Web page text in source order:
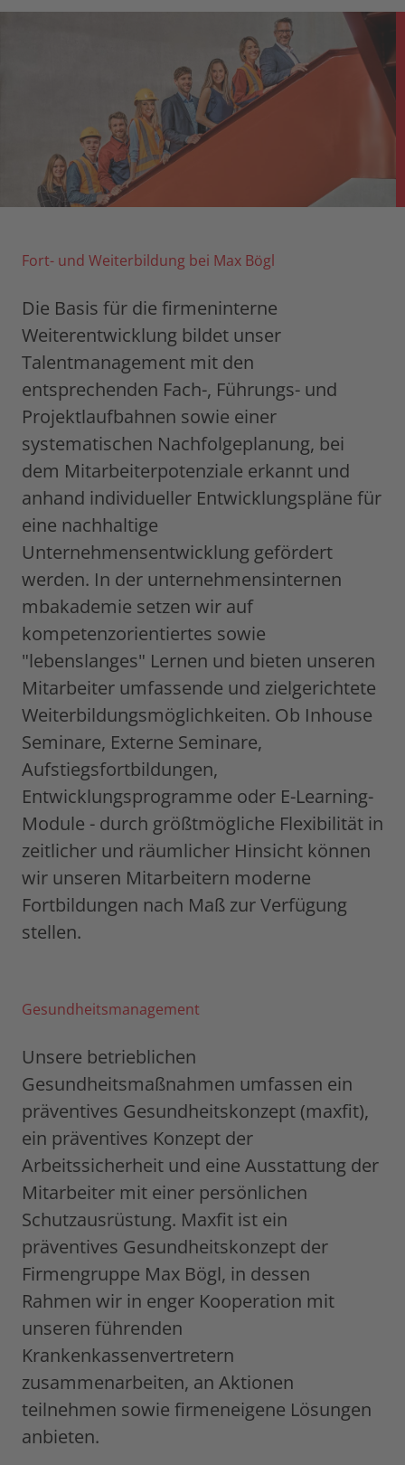
Fort- und Weiterbildung bei Max Bögl
Die Basis für die firmeninterne
Weiterentwicklung bildet unser
Talentmanagement mit den
entsprechenden Fach-, Führungs- und
Projektlaufbahnen sowie einer
systematischen Nachfolgeplanung, bei
dem Mitarbeiterpotenziale erkannt und
anhand individueller Entwicklungspläne für
eine nachhaltige
Unternehmensentwicklung gefördert
werden. In der unternehmensinternen
mbakademie setzen wir auf
kompetenzorientiertes sowie
"lebenslanges" Lernen und bieten unseren
Mitarbeiter umfassende und zielgerichtete
Weiterbildungsmöglichkeiten. Ob Inhouse
Seminare, Externe Seminare,
Aufstiegsfortbildungen,
Entwicklungsprogramme oder E-Learning-
Module - durch größtmögliche Flexibilität in
zeitlicher und räumlicher Hinsicht können
wir unseren Mitarbeitern moderne
Fortbildungen nach Maß zur Verfügung
stellen.
Gesundheitsmanagement
Unsere betrieblichen
Gesundheitsmaßnahmen umfassen ein
präventives Gesundheitskonzept (maxfit),
ein präventives Konzept der
Arbeitssicherheit und eine Ausstattung der
Mitarbeiter mit einer persönlichen
Schutzausrüstung. Maxfit ist ein
präventives Gesundheitskonzept der
Firmengruppe Max Bögl, in dessen
Rahmen wir in enger Kooperation mit
unseren führenden
Krankenkassenvertretern
zusammenarbeiten, an Aktionen
teilnehmen sowie firmeneigene Lösungen
anbieten.